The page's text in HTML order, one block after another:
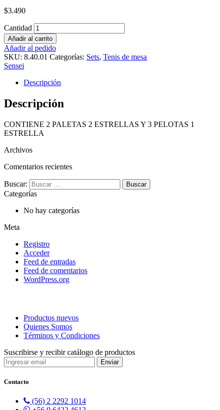
$3.490
Cantidad
Añadir al carrito
Añadir al pedido
SKU: 8.40.01 Categorías: Sets, Tenis de mesa
Sensei
Descripción
Descripción
CONTIENE 2 PALETAS 2 ESTRELLAS Y 3 PELOTAS 1
ESTRELLA
Archivos
Comentarios recientes
Buscar:
Categorías
No hay categorías
Meta
Registro
Acceder
Feed de entradas
Feed de comentarios
WordPress.org
Productos nuevos
Quienes Somos
Términos y Condiciones
Suscribirse y recibir catálogo de productos
Contacto
(56) 2 2292 1014